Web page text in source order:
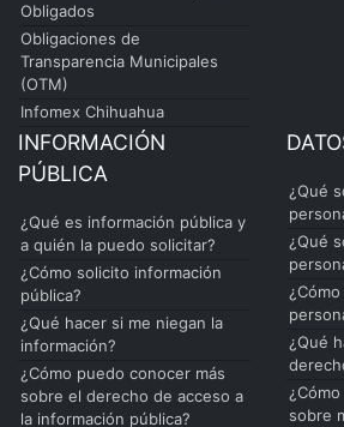
Obligados
Obligaciones de
Transparencia Municipales
(OTM)
Infomex Chihuahua
INFORMACIÓN
PÚBLICA
¿Qué es información pública y
a quién la puedo solicitar?
¿Cómo solicito información
pública?
¿Qué hacer si me niegan la
información?
¿Cómo puedo conocer más
sobre el derecho de acceso a
la información pública?
¿Qué
¿Qué
¿Qué
sobre